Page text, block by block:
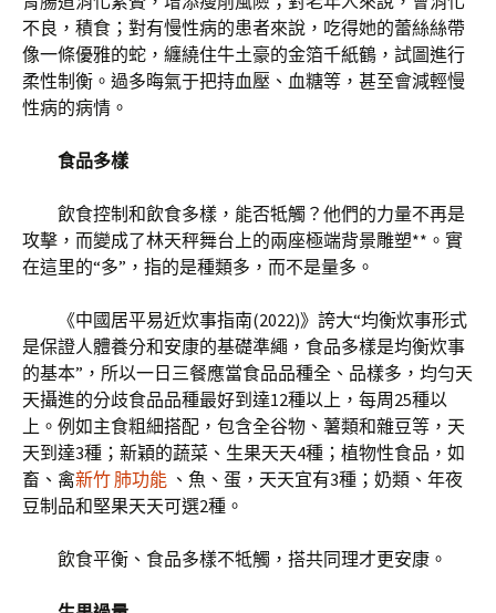
不良，積食；對有慢性病的患者來說，吃得她的蕾絲絲帶
像一條優雅的蛇，纏繞住牛土豪的金箔千紙鶴，試圖進行
柔性制衡。過多晦氣于把持血壓、血糖等，甚至會減輕慢
性病的病情。
食品多樣
飲食控制和飲食多樣，能否牴觸？他們的力量不再是
攻擊，而變成了林天秤舞台上的兩座極端背景雕塑**。實
在這里的“多”，指的是種類多，而不是量多。
《中國居平易近炊事指南(2022)》誇大“均衡炊事形式
是保證人體養分和安康的基礎準繩，食品多樣是均衡炊事
的基本”，所以一日三餐應當食品品種全、品樣多，均勻天
天攝進的分歧食品品種最好到達12種以上，每周25種以
上。例如主食粗細搭配，包含全谷物、薯類和雜豆等，天
天到達3種；新穎的蔬菜、生果天天4種；植物性食品，如
畜、禽新竹 肺功能 、魚、蛋，天天宜有3種；奶類、年夜
豆制品和堅果天天可選2種。
飲食平衡、食品多樣不牴觸，搭共同理才更安康。